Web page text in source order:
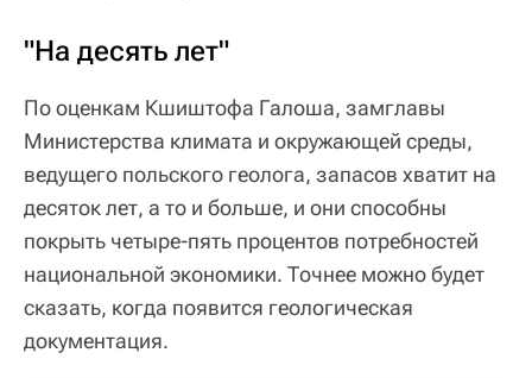
"На десять лет"
По оценкам Кшиштофа Галоша, замглавы
Министерства климата и окружающей среды,
ведущего польского геолога, запасов хватит на
десяток лет, а то и больше, и они способны
покрыть четыре-пять процентов потребностей
национальной экономики. Точнее можно будет
сказать, когда появится геологическая
документация.